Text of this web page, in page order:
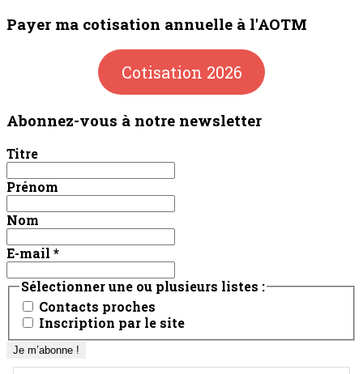
Payer ma cotisation annuelle à l'AOTM
Cotisation 2026
Abonnez-vous à notre newsletter
Titre
Prénom
Nom
E-mail *
Sélectionner une ou plusieurs listes :
Contacts proches
Inscription par le site